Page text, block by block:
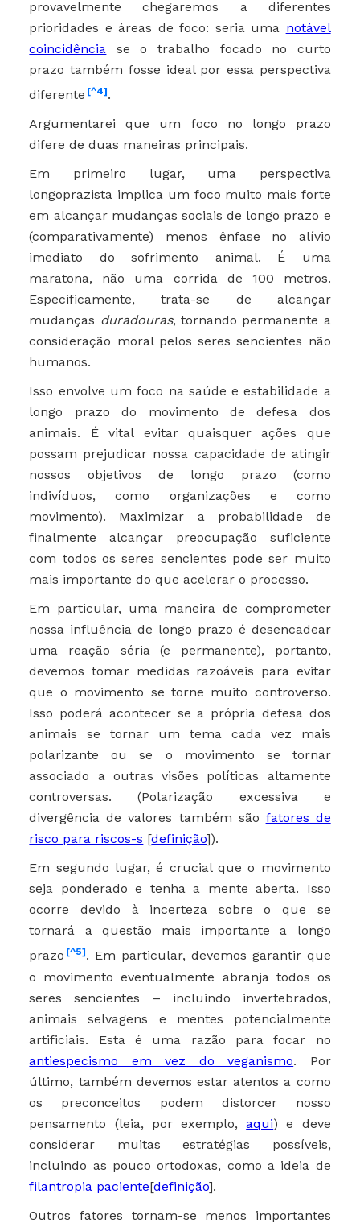
provavelmente chegaremos a diferentes
prioridades e áreas de foco: seria uma notável
coincidência se o trabalho focado no curto
prazo também fosse ideal por essa perspectiva
diferente [^4].
Argumentarei que um foco no longo prazo
difere de duas maneiras principais.
Em primeiro lugar, uma perspectiva
longoprazista implica um foco muito mais forte
em alcançar mudanças sociais de longo prazo e
(comparativamente) menos ênfase no alívio
imediato do sofrimento animal. É uma
maratona, não uma corrida de 100 metros.
Especificamente, trata-se de alcançar
mudanças duradouras, tornando permanente a
consideração moral pelos seres sencientes não
humanos.
Isso envolve um foco na saúde e estabilidade a
longo prazo do movimento de defesa dos
animais. É vital evitar quaisquer ações que
possam prejudicar nossa capacidade de atingir
nossos objetivos de longo prazo (como
indivíduos, como organizações e como
movimento). Maximizar a probabilidade de
finalmente alcançar preocupação suficiente
com todos os seres sencientes pode ser muito
mais importante do que acelerar o processo.
Em particular, uma maneira de comprometer
nossa influência de longo prazo é desencadear
uma reação séria (e permanente), portanto,
devemos tomar medidas razoáveis ​​para evitar
que o movimento se torne muito controverso.
Isso poderá acontecer se a própria defesa dos
animais se tornar um tema cada vez mais
polarizante ou se o movimento se tornar
associado a outras visões políticas altamente
controversas. (Polarização excessiva e
divergência de valores também são fatores de
risco para riscos-s [definição]).
Em segundo lugar, é crucial que o movimento
seja ponderado e tenha a mente aberta. Isso
ocorre devido à incerteza sobre o que se
tornará a questão mais importante a longo
prazo [^5]. Em particular, devemos garantir que
o movimento eventualmente abranja todos os
seres sencientes – incluindo invertebrados,
animais selvagens e mentes potencialmente
artificiais. Esta é uma razão para focar no
antiespecismo em vez do veganismo. Por
último, também devemos estar atentos a como
os preconceitos podem distorcer nosso
pensamento (leia, por exemplo,aqui) e deve
considerar muitas estratégias possíveis,
incluindo as pouco ortodoxas, como a ideia de
filantropia paciente[definição].
Outros fatores tornam-se menos importantes